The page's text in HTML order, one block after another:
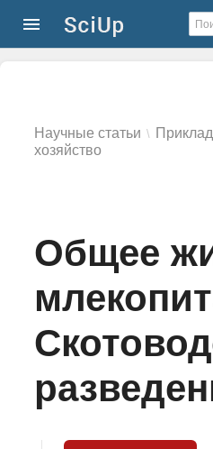
Научные статьи \
хозяйство
Общее